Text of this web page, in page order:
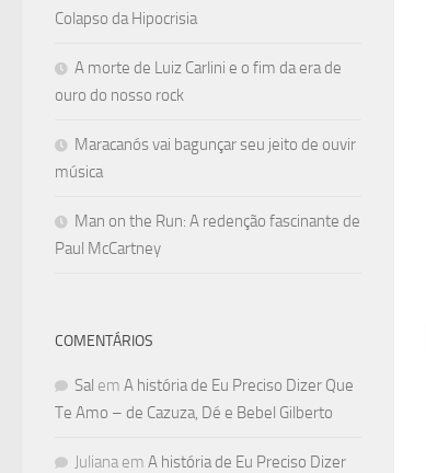
Colapso da Hipocrisia
A morte de Luiz Carlini e o fim da era de
ouro do nosso rock
Maracanós vai bagunçar seu jeito de ouvir
música
Man on the Run: A redenção fascinante de
Paul McCartney
COMENTÁRIOS
Sal em A história de Eu Preciso Dizer Que
Te Amo – de Cazuza, Dé e Bebel Gilberto
Juliana em A história de Eu Preciso Dizer